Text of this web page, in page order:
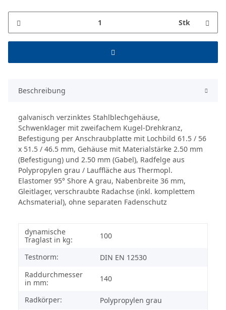
Stk
Beschreibung
galvanisch verzinktes Stahlblechgehäuse,
Schwenklager mit zweifachem Kugel-Drehkranz,
Befestigung per Anschraubplatte mit Lochbild 61.5 / 56
x 51.5 / 46.5 mm, Gehäuse mit Materialstärke 2.50 mm
(Befestigung) und 2.50 mm (Gabel), Radfelge aus
Polypropylen grau / Lauffläche aus Thermopl.
Elastomer 95° Shore A grau, Nabenbreite 36 mm,
Gleitlager, verschraubte Radachse (inkl. komplettem
Achsmaterial), ohne separaten Fadenschutz
dynamische
Traglast in kg:
100
Testnorm:
DIN EN 12530
Raddurchmesser
in mm:
140
Radkörper: Polypropylen grau